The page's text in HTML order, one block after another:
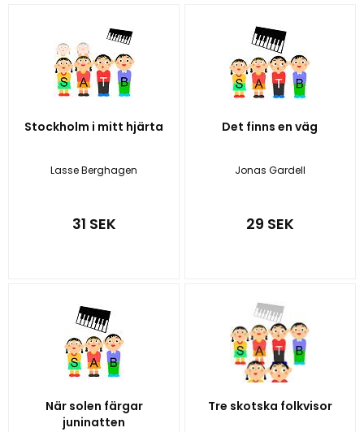
Stockholm i mitt hjärta
Lasse Berghagen
31 SEK
Det finns en väg
Jonas Gardell
29 SEK
När solen färgar
juninatten
Tre skotska folkvisor